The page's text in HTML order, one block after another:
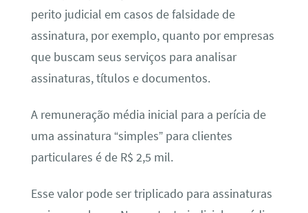
perito judicial em casos de falsidade de
assinatura, por exemplo, quanto por empresas
que buscam seus serviços para analisar
assinaturas, títulos e documentos.
A remuneração média inicial para a perícia de
uma assinatura “simples” para clientes
particulares é de R$ 2,5 mil.
Esse valor pode ser triplicado para assinaturas